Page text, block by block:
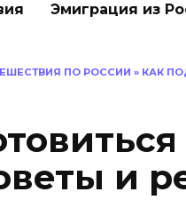
Эмиграция из
ПО РОССИИ » КАК
и